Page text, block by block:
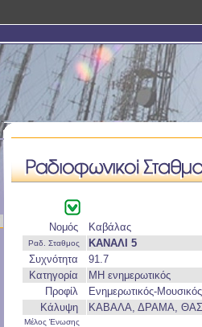
Νομός Καβάλας
Ραδ. Σταθμος
ΚΑΝΑΛΙ 5
Συχνότητα
91.7
Κατηγορία
ΜΗ ενημερωτικός
Προφίλ
Ενημερωτικός-Μουσικός
Κάλυψη
ΚΑΒΑΛΑ, ΔΡΑΜΑ,
Μέλος Ένωσης